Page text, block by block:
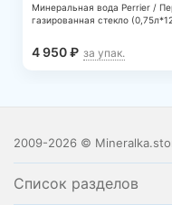
Минеральная вода Perrier /
газированная стекло
4 950₽ за упак.
2009-2026 ©
Список разделов